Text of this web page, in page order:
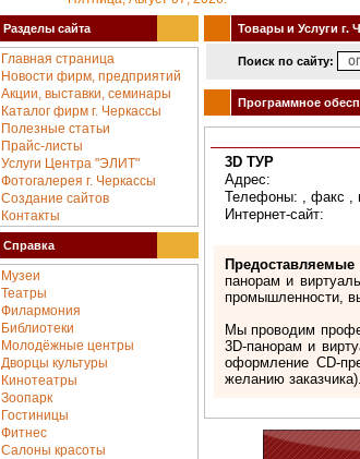
Разделы сайта
Главная страница
Новости фирм, предприятий
Акции, выставки, семинары
Каталог фирм г. Черкассы
Полезные статьи
Прайс-листы
Услуги Центра "ЭЛИТ"
Фотогалерея г. Черкассы
Создание сайтов
Контакты
Справка
Музеи
Театры
Филармония
Библиотеки
Молодёжные центры
Дворцы культуры
Кинотеатры
Зоопарк
Гостиницы
Фитнес
Салоны красоты
Товары и Услуги г.
Поиск по сайту:
Программное
3D ТУР
Адрес:
Телефоны: , факс ,
Интернет-сайт:
Предоставляемые
панорам и
промышленности,
Мы проводим
3D-панорам и
оформление CD-
желанию заказчика).